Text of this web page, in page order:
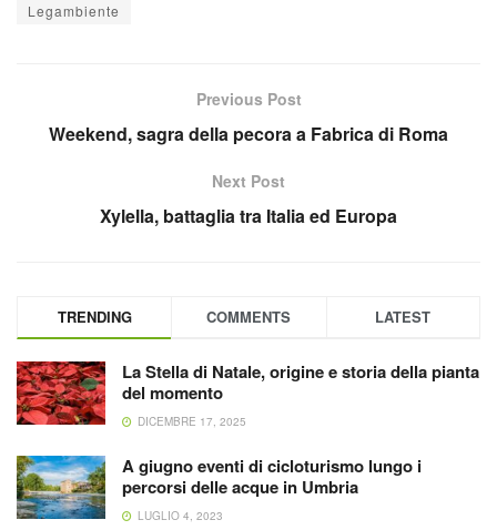
Legambiente
Previous Post
Weekend, sagra della pecora a Fabrica di Roma
Next Post
Xylella, battaglia tra Italia ed Europa
TRENDING COMMENTS LATEST
La Stella di Natale, origine e storia della pianta
del momento
DICEMBRE 17, 2025
A giugno eventi di cicloturismo lungo i
percorsi delle acque in Umbria
LUGLIO 4, 2023